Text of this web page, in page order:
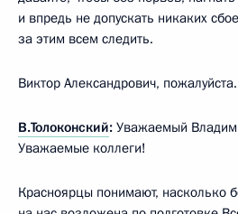
и впредь не допускать никаких
за этим всем следить.
Виктор Александрович, пожалуйста.
В.Толоконский: Уважаемый
Уважаемые коллеги!
Красноярцы понимают, насколько